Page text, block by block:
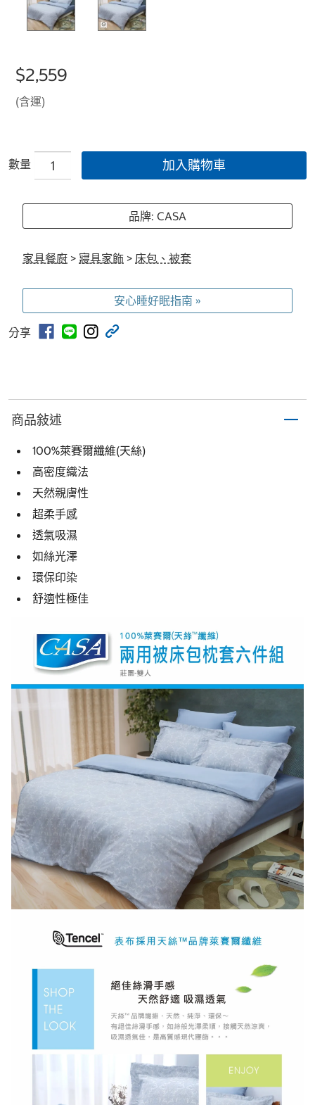
$2,559
(含運)
數量 加入購物車
品牌: CASA
家具餐廚 > 寢具家飾 > 床包、被套
安心睡好眠指南 »
分享
商品敍述
100%萊賽爾纖維(天絲)
高密度織法
天然親膚性
超柔手感
透氣吸濕
如絲光澤
環保印染
舒適性極佳